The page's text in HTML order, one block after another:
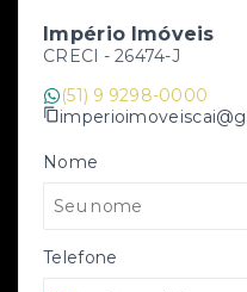
Império Imóveis
CRECI - 26474-J
(51) 9 9298-0000
Nome
Telefone